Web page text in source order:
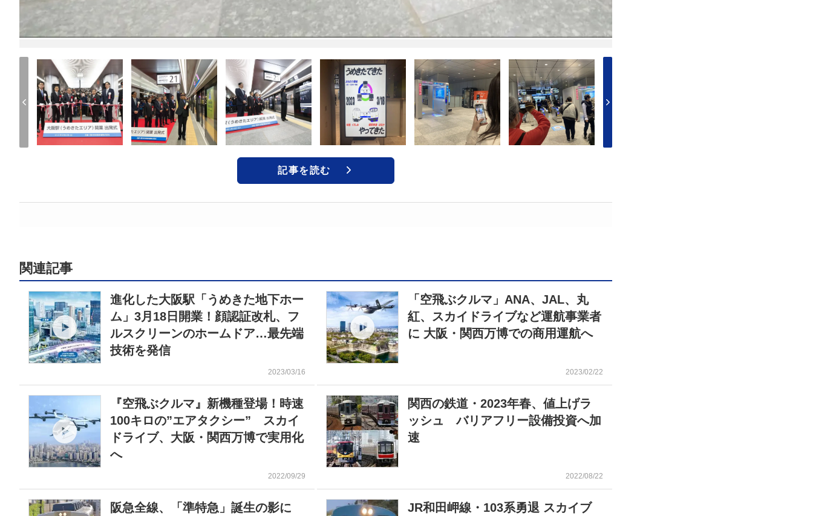
記事を読む
関連記事
進化した大阪駅「うめきた地下ホー
ム」3月18日開業！顔認証改札、フ
ルスクリーンのホームドア…最先端
技術を発信
2023/03/16
「空飛ぶクルマ」ANA、JAL、丸
紅、スカイドライブなど運航事業者
に 大阪・関西万博での商用運航へ
2023/02/22
『空飛ぶクルマ』新機種登場！時速
100キロの”エアタクシー” スカイ
ドライブ、大阪・関西万博で実用化
へ
2022/09/29
関西の鉄道・2023年春、値上げラ
ッシュ バリアフリー設備投資へ加
速
2022/08/22
阪急全線、「準特急」誕生の影に
JR和田岬線・103系勇退 スカイブ